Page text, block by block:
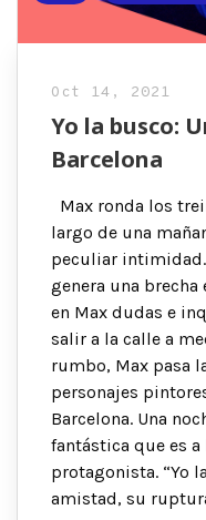
Oct 14, 2021
Yo la busco:
Barcelona
Max ronda los
largo de una
peculiar
genera una brecha
en Max dudas e
salir a la calle a
rumbo, Max pasa
personajes
Barcelona. Una
fantástica que es
protagonista. “Yo
amistad, su